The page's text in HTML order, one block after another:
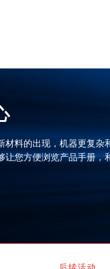
材料的出现，机器更复
让您方便浏览产品手册